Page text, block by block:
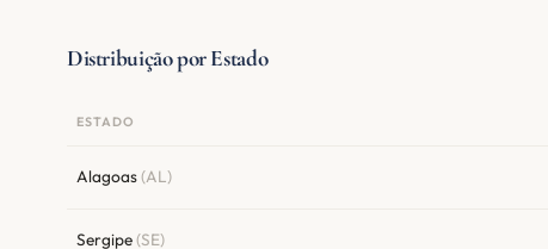
Distribuição por Estado
ESTADO
Alagoas(AL)
Sergipe(SE)